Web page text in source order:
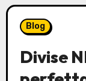
Blog
Divise